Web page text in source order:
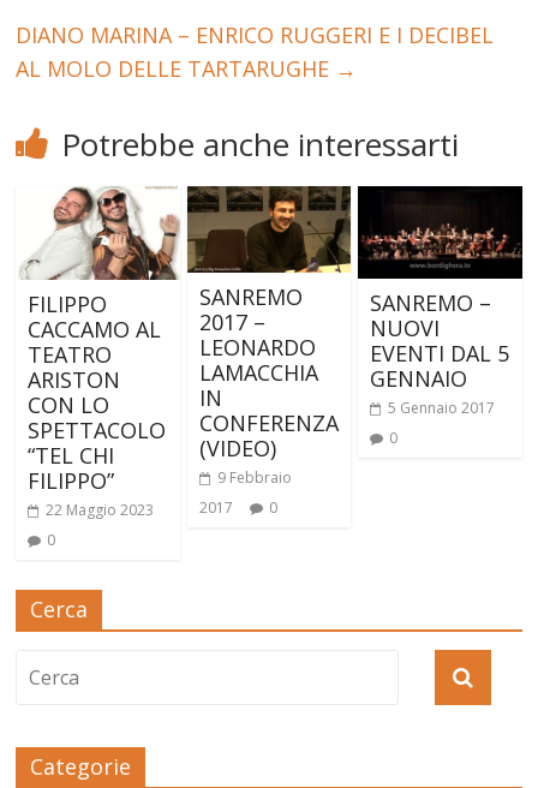
DIANO MARINA – ENRICO RUGGERI E I DECIBEL
AL MOLO DELLE TARTARUGHE →
Potrebbe anche interessarti
FILIPPO
CACCAMO AL
TEATRO
ARISTON
CON LO
SPETTACOLO
“TEL CHI
FILIPPO”
22 Maggio 2023
0
SANREMO
2017 –
LEONARDO
LAMACCHIA
IN
CONFERENZA
(VIDEO)
9 Febbraio
2017
0
SANREMO –
NUOVI
EVENTI DAL 5
GENNAIO
5 Gennaio 2017
0
Cerca
Categorie